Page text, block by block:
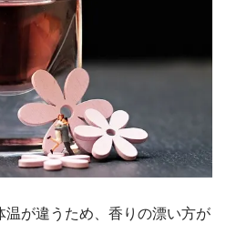
が違うため、香りの漂い方が